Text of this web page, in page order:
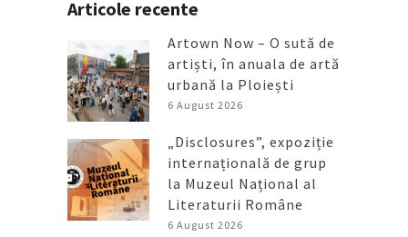
Articole recente
Artown Now – O sută de
artiști, în anuala de artă
urbană la Ploiești
6 August 2026
„Disclosures”, expoziție
internațională de grup
la Muzeul Național al
Literaturii Române
6 August 2026